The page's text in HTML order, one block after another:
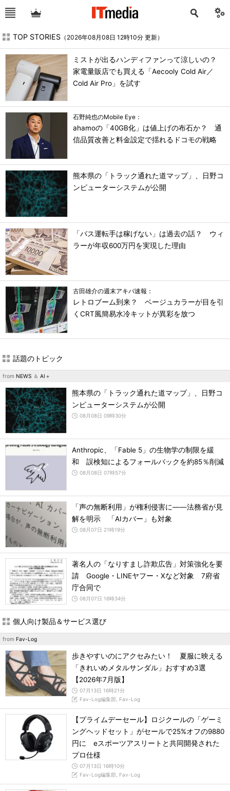
TOP STORIES （2026年08月08日 12時10分 更新）
ミストが出るハンディファンって涼しいの？
家電量販店でも買える「Aecooly Cold Air／
Cold Air Pro」を試す
石野純也のMobile Eye：
ahamoの「40GB化」は値上げの布石か？ 通
信品質改善と料金設定で揺れるドコモの戦略
熊本県の「トラック通れた道マップ」、日野コ
ンピューターシステムが公開
「バス運転手は稼げない」は過去の話？ ウィ
ラーが年収600万円を実現した理由
古田雄介の週末アキバ速報：
レトロブーム到来？ ベージュカラーが目を引
くCRT風簡易水冷キットが異彩を放つ
話題のトピック
from NEWS ＆ AI＋
熊本県の「トラック通れた道マップ」、日野コ
ンピューターシステムが公開
08月08日 09時30分
Anthropic、「Fable 5」の生物学の制限を緩
和 誤検知によるフォールバックを約85％削減
08月08日 07時57分
「声の無断利用」が権利侵害に――法務省が見
解を明示 「AIカバー」も対象
08月07日 21時19分
著名人の「なりすまし詐欺広告」対策強化を要
請 Google・LINEヤフー・Xなど対象 7府省
庁合同で
08月07日 16時34分
個人向け製品＆サービス選び
from Fav-Log
歩きやすいのにアクセみたい！ 夏服に映える
「きれいめメタルサンダル」おすすめ3選
【2026年7月版】
07月13日 16時21分
Fav-Log編集部, Fav-Log
【プライムデーセール】ロジクールの「ゲーミ
ングヘッドセット」がセールで25%オフの9880
円に eスポーツアスリートと共同開発された
プロ仕様
07月13日 16時10分
Fav-Log編集部, Fav-Log